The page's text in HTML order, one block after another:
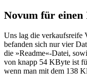
Novum für
Uns lag die verkaufsreife
befanden sich nur vier
die »Readme«-Datei,
von knapp 54 KByte ist
wenn man mit dem 138